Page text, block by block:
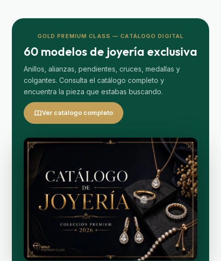
GOLD PREMIUM CLASS — CATÁLOGO DIGITAL
60 modelos de joyería exclusiva
Anillos, alianzas, pendientes, cruces, medallas y
colgantes. Consulta el catálogo completo y
encuentra la pieza que estabas buscando.
Ver catálogo completo